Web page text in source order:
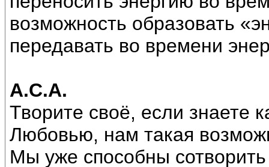
возможность образовать
передавать во времени
А.С.А.
Творите своё, если знаете
Любовью, нам такая
Мы уже способны